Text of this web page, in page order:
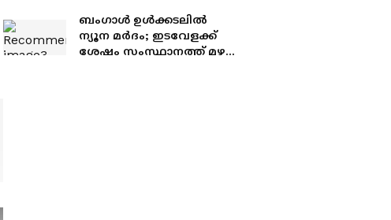
സിപിഎം കൂട്ടുക്കെട്ട് എന്ന്
ആരോപണം,
മറുപടിയുമായി ആഭ്യന്തര
ബംഗാള്‍ ഉള്‍ക്കടലില്‍
ന്യൂന മര്‍ദം; ഇടവേളക്ക്
ശേഷം സംസ്ഥാനത്ത് മഴ